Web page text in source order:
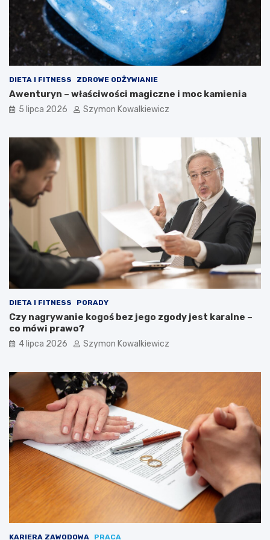
DIETA I FITNESS ZDROWE ODŻYWIANIE
Awenturyn – właściwości magiczne i moc kamienia
5 lipca 2026 Szymon Kowalkiewicz
DIETA I FITNESS PORADY
Czy nagrywanie kogoś bez jego zgody jest karalne –
co mówi prawo?
4 lipca 2026 Szymon Kowalkiewicz
KARIERA ZAWODOWA PRACA